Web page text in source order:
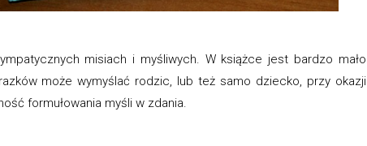
misiach i myśliwych. W książce jest bardzo mało
może wymyślać rodzic, lub też samo dziecko, przy okazji
formułowania myśli w zdania.